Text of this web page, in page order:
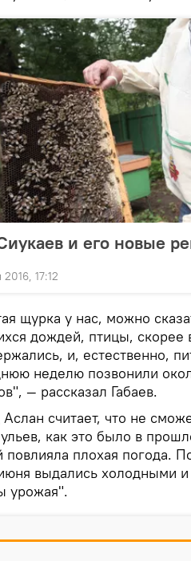
и его новые
17:12
щурка у нас, можно
дождей, птицы, скорее
и, естественно,
неделю позвонили
— рассказал Габаев.
считает, что не
как это было в
повлияла плохая погода.
выдались холодными
урожая".